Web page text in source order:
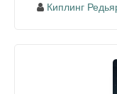
Киплинг